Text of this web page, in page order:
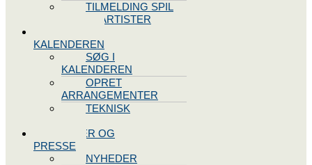
TILMELDING SPIL
DANSK ARTISTER
KALENDEREN
SØG I
KALENDEREN
OPRET
ARRANGEMENTER
TEKNISK
NYHEDER OG
PRESSE
NYHEDER